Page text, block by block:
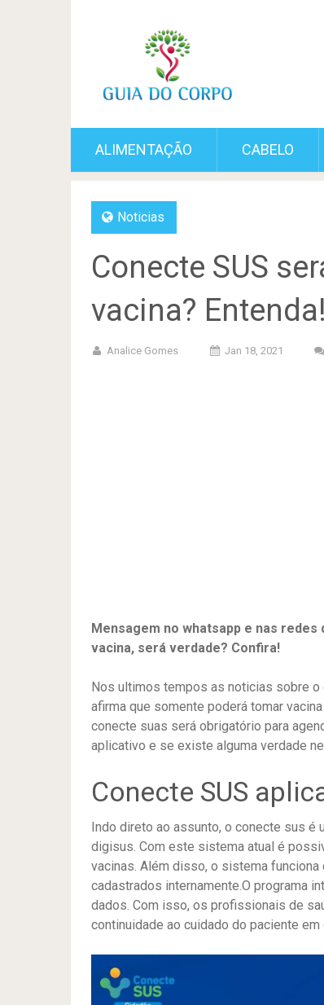
ALIMENTAÇÃO CABELO
Noticias
Conecte SUS
vacina? Entenda!
Analice Gomes Jan 18, 2021
Mensagem no whatsapp e nas
vacina, será verdade? Confira!
Nos ultimos tempos as noticias sobre o
afirma que somente poderá tomar
conecte suas será obrigatório para
aplicativo e se existe alguma verdade
Conecte SUS
Indo direto ao assunto, o conecte sus
digisus. Com este sistema atual é
vacinas. Além disso, o sistema
cadastrados internamente.O programa
dados. Com isso, os profissionais de
continuidade ao cuidado do paciente em